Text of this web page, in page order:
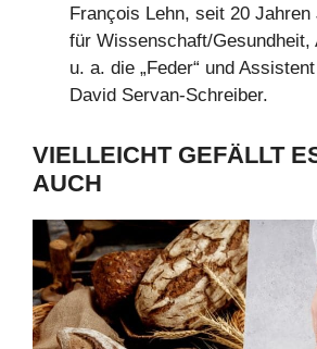
François Lehn, seit 20 Jahren
für Wissenschaft/Gesundheit,
u. a. die „Feder“ und
David Servan-Schreiber.
VIELLEICHT GEFÄLLT
AUCH